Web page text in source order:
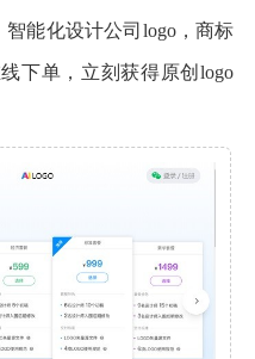
能化设计公司logo，商标
下单，立刻获得原创logo